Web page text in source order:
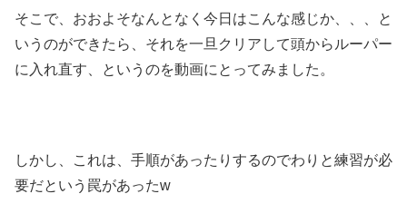
そこで、おおよそなんとなく今日はこんな感じか、、、と
いうのができたら、それを一旦クリアして頭からルーパー
に入れ直す、というのを動画にとってみました。
しかし、これは、手順があったりするのでわりと練習が必
要だという罠があったw